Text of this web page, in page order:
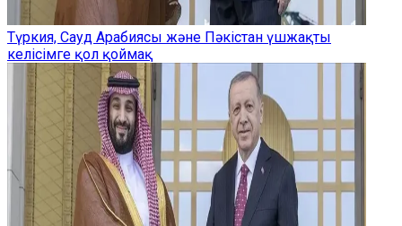
Түркия, Сауд Арабиясы және Пәкістан үшжақты
келісімге қол қоймақ